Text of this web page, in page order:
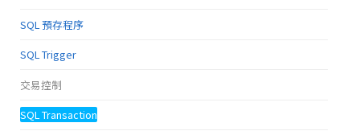
SQL 預存程序
SQL Trigger
交易控制
SQL Transaction